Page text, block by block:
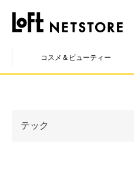
コスメ＆ビューティー
テック